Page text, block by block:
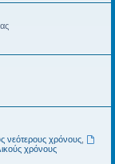
νεότερους χρόνους,
χρόνους